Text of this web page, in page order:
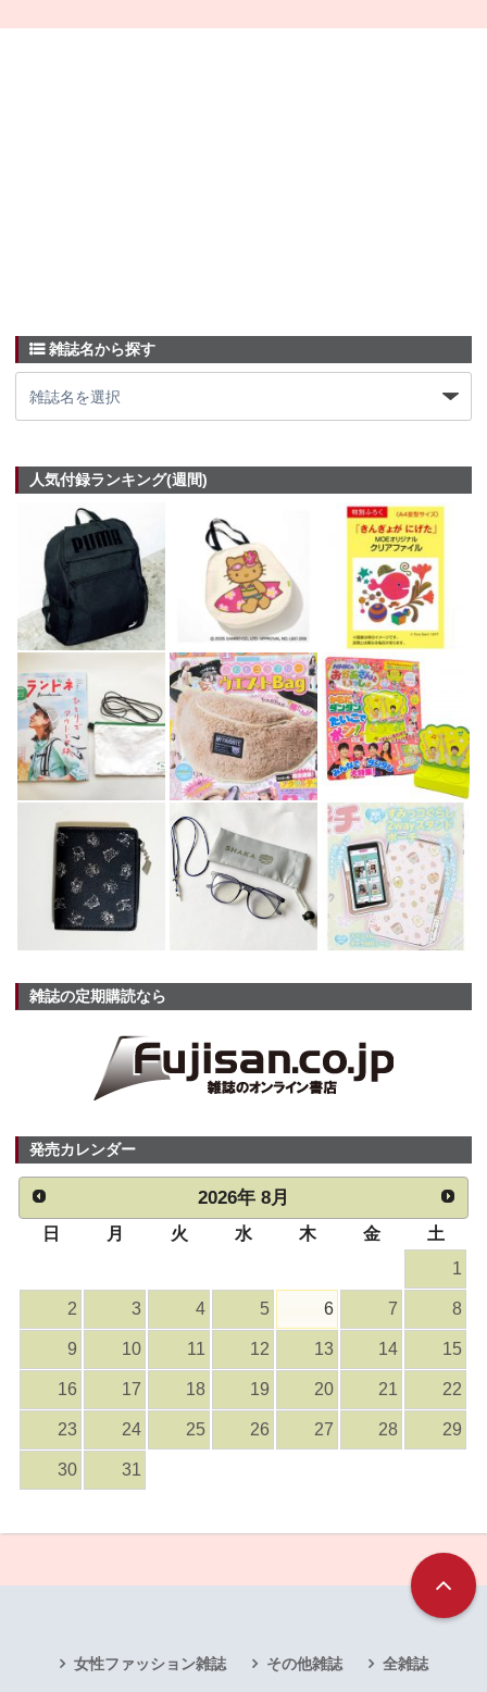
雑誌名から探す
人気付録ランキング(週間)
雑誌の定期購読なら
発売カレンダー
2026年 8月
日 月 火 水 木 金
土
1
2 3 4 5 6 7 8
9 10 11 12 13 14 15
16 17 18 19 20 21 22
23 24 25 26 27 28 29
30 31
女性ファッション雑誌 その他雑誌 全雑誌